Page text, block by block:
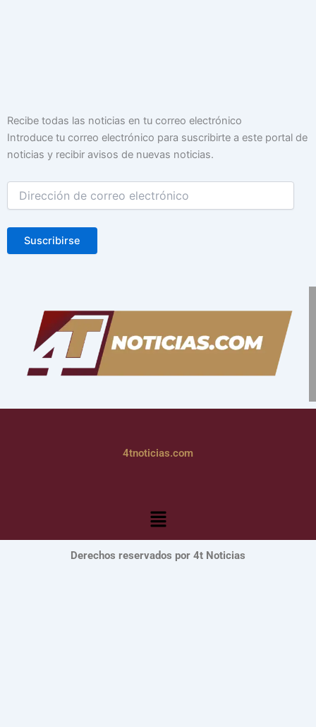
Recibe todas las noticias en tu correo electrónico
Introduce tu correo electrónico para suscribirte a este portal de
noticias y recibir avisos de nuevas noticias.
Dirección
de
electrónico
Suscribirse
4tnoticias.com
Menú
Derechos reservados por 4t Noticias